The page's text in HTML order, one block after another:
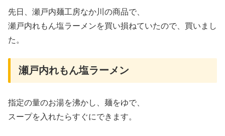
先日、瀬戸内麺工房なか川の商品で、
瀬戸内れもん塩ラーメンを買い損ねていたので、買いまし
た。
瀬戸内れもん塩ラーメン
指定の量のお湯を沸かし、麺をゆで、
スープを入れたらすぐにできます。